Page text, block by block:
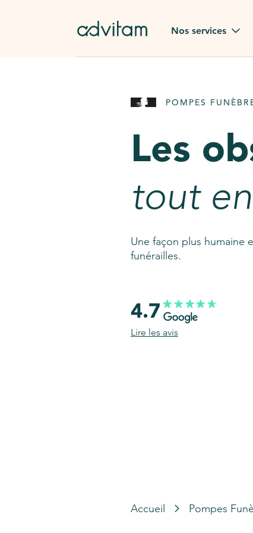
Nos services
Rapatriement à
Pierre tombale
AssistGPT
Nos services en plus
POMPES
Les
tout
Une façon plus humaine
funérailles.
4.7
Lire les avis
Accueil Pompes